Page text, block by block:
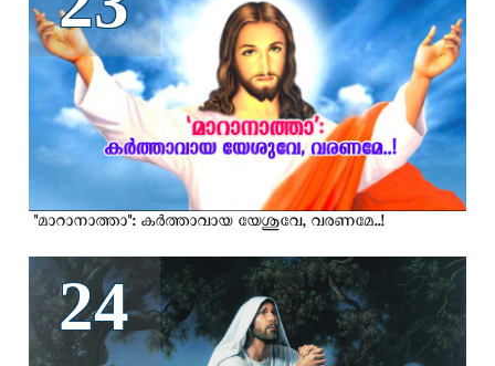
"മാറാനാത്താ": കര്‍ത്താവായ യേശുവേ, വരണമേ..!
24